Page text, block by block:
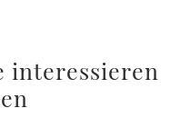
interessieren